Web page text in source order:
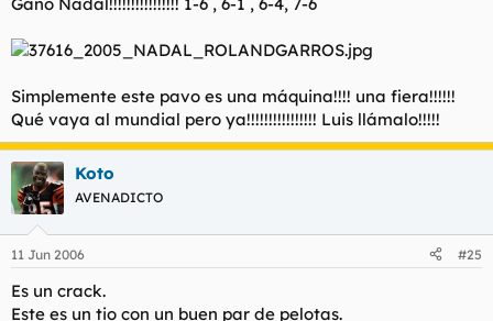
Simplemente este pavo es una máquina!!!! una fiera!!!!!!
Qué vaya al mundial pero ya!!!!!!!!!!!!!!!! Luis llámalo!!!!!
Koto
AVENADICTO
11 Jun 2006 #25
Es un crack.
Este es un tio con un buen par de pelotas.